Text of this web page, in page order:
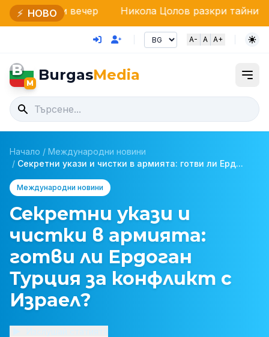
⚡ НОВОНикола Цолов разкри тайните на Red Bull
A- A A+
B
M BurgasMedia
Начало / Международни новини
/ Секретни укази и чистки в армията: готви ли Ерд...
Международни новини
Секретни укази и
чистки в армията:
готви ли Ердоган
Турция за конфликт с
Израел?